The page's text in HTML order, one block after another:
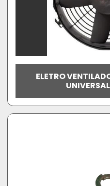
ELETRO